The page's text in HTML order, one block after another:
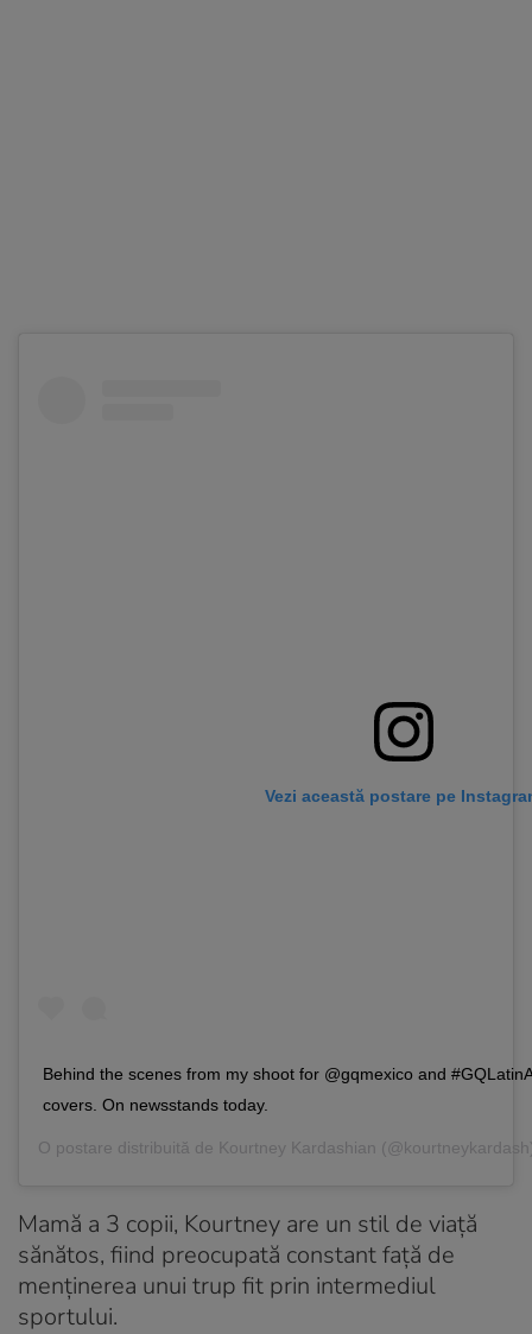
Vezi această postare pe
Behind the scenes from my shoot for @gqmexico and
covers. On newsstands today.
O postare distribuită de Kourtney Kardashian
Mamă a 3 copii, Kourtney are un stil de viață
sănătos, fiind preocupată constant față de
menținerea unui trup fit prin intermediul
sportului.